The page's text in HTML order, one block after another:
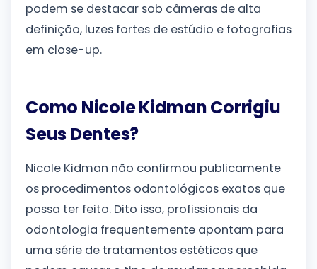
podem se destacar sob câmeras de alta
definição, luzes fortes de estúdio e fotografias
em close-up.
Como Nicole Kidman Corrigiu
Seus Dentes?
Nicole Kidman não confirmou publicamente
os procedimentos odontológicos exatos que
possa ter feito. Dito isso, profissionais da
odontologia frequentemente apontam para
uma série de tratamentos estéticos que